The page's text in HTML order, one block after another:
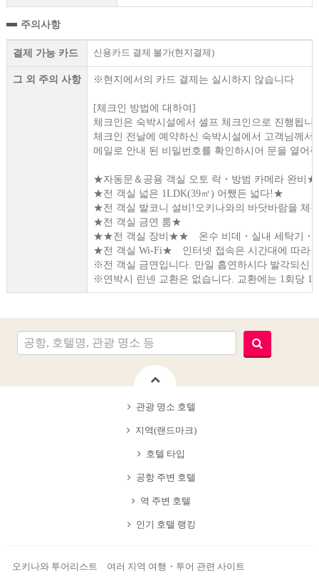
주의사항
결제 가능 카드 신용카드 결제 불가(현지결제)
그 외 주의 사항 ※현지에서의 카드 결제는 실시하지 않습니다
[체크인 방법에 대하여]
체크인은 숙박시설에서 셀프 체크인으로 진행됩니
체크인 전날에 예약하신 숙박시설에서 고객님께
메일로 안내 된 비밀번호를 확인하시어 문을 열어
★자동문＆공용 객실 오토 락・방범 카메라 완비★
★전 객실 넓은 1LDK(39㎡) 어쨌든 넓다!★
★전 객실 발코니 설비!오키나와의 바닷바람을 체
★전 객실 금연 룸★
★★전 객실 장비★★ 온수 비데・실내 세탁기・밥
★전 객실 Wi-Fi★ 인터넷 접속은 시간대에 따라
※전 객실 금연입니다. 만일 흡연하시다 발각되신
※연박시 린넨 교환은 없습니다. 교환에는 1회당 1
관광 명소 호텔
지역(랜드마크)
호텔 타입
공항 주변 호텔
역 주변 호텔
인기 호텔 랭킹
오키나와 투어리스트 여러 지역 여행・투어 관련 사이트